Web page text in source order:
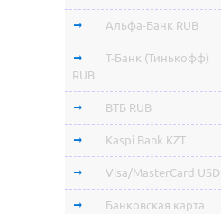
Альфа-Банк RUB
Т-Банк (Тинькофф)
RUB
ВТБ RUB
Kaspi Bank KZT
Visa/MasterCard USD
Банковская карта